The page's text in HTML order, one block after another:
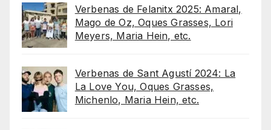
Verbenas de Felanitx 2025: Amaral,
Mago de Oz, Oques Grasses, Lori
Meyers, Maria Hein, etc.
Verbenas de Sant Agustí 2024: La
La Love You, Oques Grasses,
Michenlo, Maria Hein, etc.